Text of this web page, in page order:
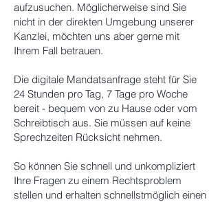
aufzusuchen. Möglicherweise sind Sie
nicht in der direkten Umgebung unserer
Kanzlei, möchten uns aber gerne mit
Ihrem Fall betrauen.
Die digitale Mandatsanfrage steht für Sie
24 Stunden pro Tag, 7 Tage pro Woche
bereit - bequem von zu Hause oder vom
Schreibtisch aus. Sie müssen auf keine
Sprechzeiten Rücksicht nehmen.
So können Sie schnell und unkompliziert
Ihre Fragen zu einem Rechtsproblem
stellen und erhalten schnellstmöglich einen